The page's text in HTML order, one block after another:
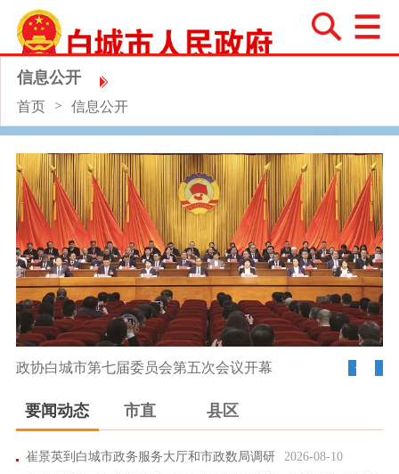
信息公开
首页 > 信息公开
政协白城市第七届委员会第五次会议开幕
要闻动态 市直 县区
崔景英到白城市政务服务大厅和市政数局调研
2026-08-10